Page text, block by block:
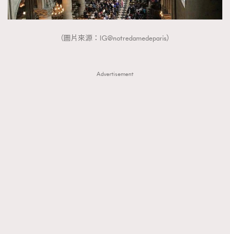
（圖片來源：IG@notredamedeparis）
Advertisement